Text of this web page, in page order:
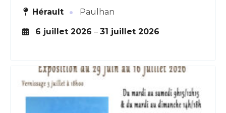
Hérault · Paulhan
6 juillet 2026 – 31 juillet 2026